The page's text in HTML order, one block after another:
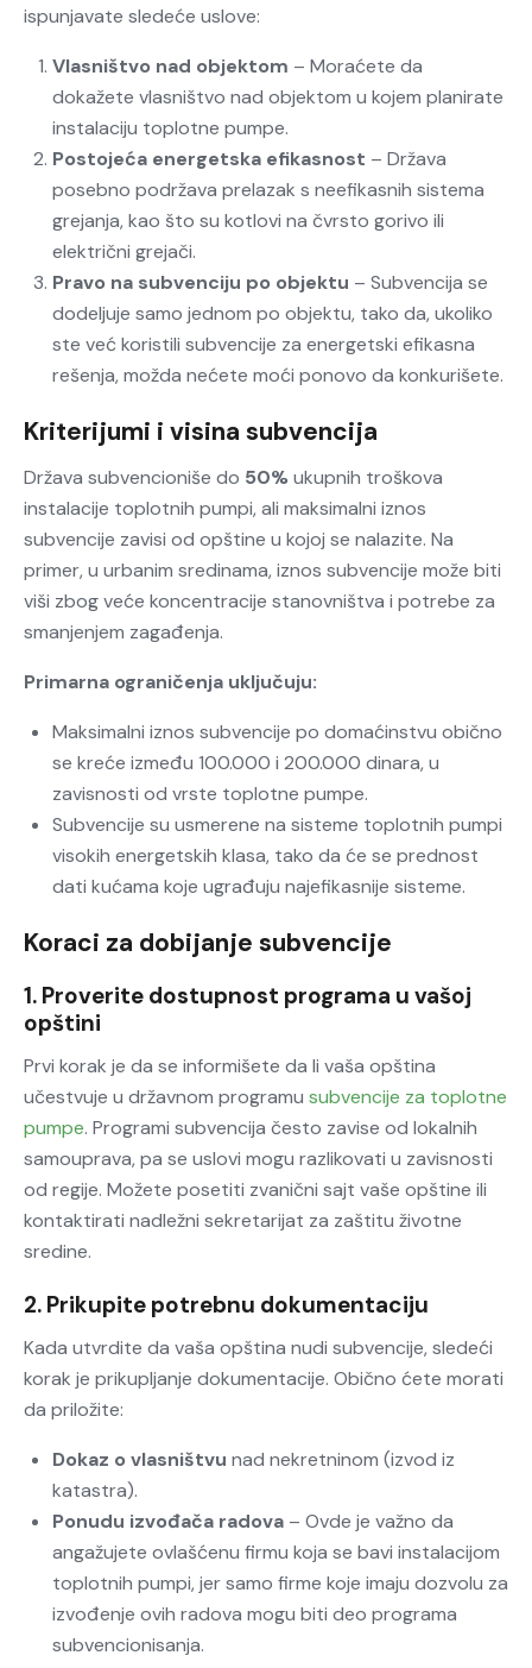
ispunjavate sledeće uslove:
Vlasništvo nad objektom – Moraćete da
dokažete vlasništvo nad objektom u kojem planirate
instalaciju toplotne pumpe.
Postojeća energetska efikasnost – Država
posebno podržava prelazak s neefikasnih sistema
grejanja, kao što su kotlovi na čvrsto gorivo ili
električni grejači.
Pravo na subvenciju po objektu – Subvencija se
dodeljuje samo jednom po objektu, tako da, ukoliko
ste već koristili subvencije za energetski efikasna
rešenja, možda nećete moći ponovo da konkurišete.
Kriterijumi i visina subvencija
Država subvencioniše do 50%ukupnih troškova
instalacije toplotnih pumpi, ali maksimalni iznos
subvencije zavisi od opštine u kojoj se nalazite. Na
primer, u urbanim sredinama, iznos subvencije može biti
viši zbog veće koncentracije stanovništva i potrebe za
smanjenjem zagađenja.
Primarna ograničenja uključuju:
Maksimalni iznos subvencije po domaćinstvu obično
se kreće između 100.000 i 200.000 dinara, u
zavisnosti od vrste toplotne pumpe.
Subvencije su usmerene na sisteme toplotnih pumpi
visokih energetskih klasa, tako da će se prednost
dati kućama koje ugrađuju najefikasnije sisteme.
Koraci za dobijanje subvencije
1. Proverite dostupnost programa u vašoj
opštini
Prvi korak je da se informišete da li vaša opština
učestvuje u državnom programu subvencije za toplotne
pumpe. Programi subvencija često zavise od lokalnih
samouprava, pa se uslovi mogu razlikovati u zavisnosti
od regije. Možete posetiti zvanični sajt vaše opštine ili
kontaktirati nadležni sekretarijat za zaštitu životne
sredine.
2. Prikupite potrebnu dokumentaciju
Kada utvrdite da vaša opština nudi subvencije, sledeći
korak je prikupljanje dokumentacije. Obično ćete morati
da priložite:
Dokaz o vlasništvu nad nekretninom (izvod iz
katastra).
Ponudu izvođača radova – Ovde je važno da
angažujete ovlašćenu firmu koja se bavi instalacijom
toplotnih pumpi, jer samo firme koje imaju dozvolu za
izvođenje ovih radova mogu biti deo programa
subvencionisanja.